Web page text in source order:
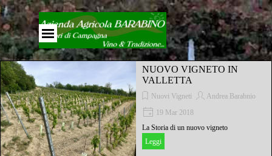
Vai ai contenuti
Salta menù
NUOVO VIGNETO IN
VALLETTA
Nuovi Vigneti
Andrea Barabnio
19 Mar 2018
La Storia di un nuovo vigneto
Leggi